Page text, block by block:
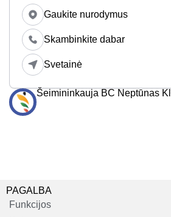
Gaukite nurodymus
Skambinkite dabar
Svetainė
Šeimininkauja BC Neptūnas
PAGALBA
Funkcijos